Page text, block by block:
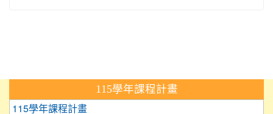
115學年課程計畫
115學年課程計畫